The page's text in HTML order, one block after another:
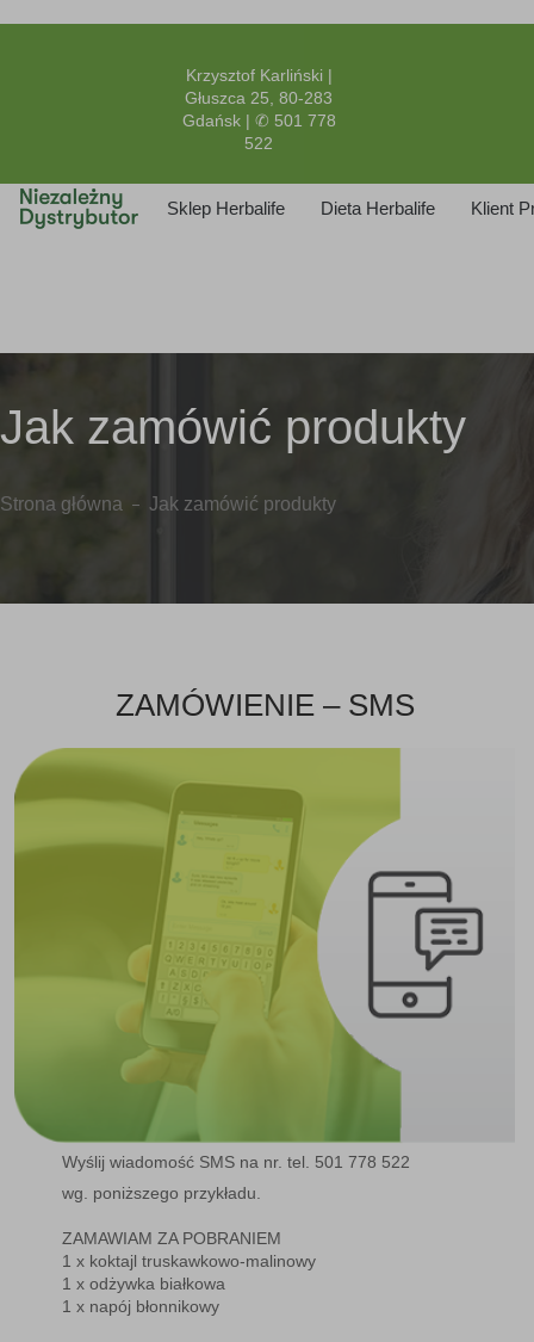
Krzysztof Karliński |
Głuszca 25, 80-283
Gdańsk | ✆ 501 778
522
Sklep Herbalife Dieta Herbalife Klient
Jak zamówić produkty
Strona główna Jak zamówić produkty
ZAMÓWIENIE – SMS
Wyślij wiadomość SMS na nr. tel. 501 778 522
wg. poniższego przykładu.
ZAMAWIAM ZA POBRANIEM
1 x koktajl truskawkowo-malinowy
1 x odżywka białkowa
1 x napój błonnikowy